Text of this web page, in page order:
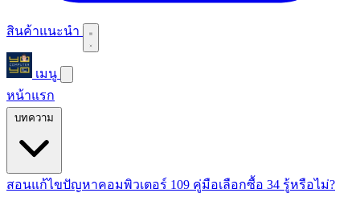
สินค้าแนะนำ
เมนู
หน้าแรก
บทความ
สอนแก้ไขปัญหาคอมพิวเตอร์ 109 คู่มือเลือกซื้อ 34 รู้หรือไม่?